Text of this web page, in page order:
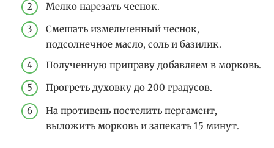
Мелко нарезать чеснок.
Смешать измельченный чеснок,
подсолнечное масло, соль и базилик.
Полученную приправу добавляем в морковь.
Прогреть духовку до 200 градусов.
На противень постелить пергамент,
выложить морковь и запекать 15 минут.